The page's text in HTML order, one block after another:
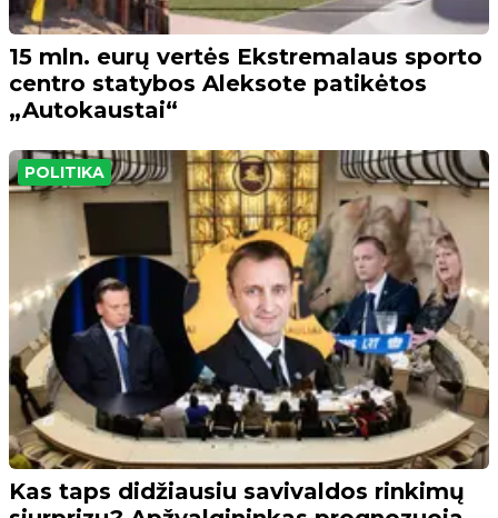
15 mln. eurų vertės Ekstremalaus sporto
centro statybos Aleksote patikėtos
„Autokaustai“
POLITIKA
Kas taps didžiausiu savivaldos rinkimų